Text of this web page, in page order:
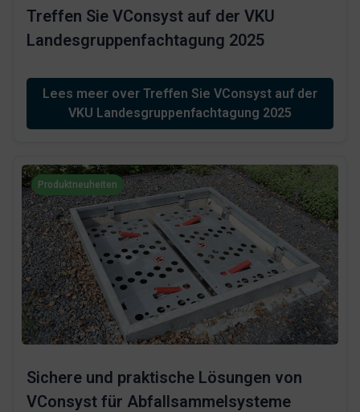
Treffen Sie VConsyst auf der VKU
Landesgruppenfachtagung 2025
Lees meer over Treffen Sie VConsyst auf der
VKU Landesgruppenfachtagung 2025
Produktneuheiten
Sichere und praktische Lösungen von
VConsyst für Abfallsammelsysteme